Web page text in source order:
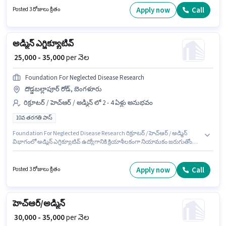
ఆధారపడి ఇప్పించబడతాయి. ఈ ఖాళీ Pattukkottai, తంజావూరు లో ఉంది. ఈ
ఉద్యోగానికి Fixed + Incentives జీతం అందుబాటులో ఉంది.
Posted 3 రోజులు క్రితం Apply now Call
అడ్మిన్ ఎగ్జిక్యూటివ్
₹ 25,000 - 35,000per నెల
Foundation For Neglected Disease Research
దొడ్డబల్లాపూర్ రోడ్, బెంగళూరు
రిక్రూటర్ / హెచ్ఆర్ / అడ్మిన్ లో 2 - 4 ఏళ్లు అనుభవం
10వ తరగతి పాస్
Foundation For Neglected Disease Research రిక్రూటర్ / హెచ్ఆర్ / అడ్మిన్
విభాగంలో అడ్మిన్ ఎగ్జిక్యూటివ్ ఉద్యోగానికి క్రియాశీలకంగా నియామకం జరుగుతోంది.
రోడ్, బెంగళూరు లో ఉంది. ఈ ఉద్యోగానికి అభ్యర్థులు తప్పనిసరిగా 10వ తరగతి పాస్
Posted 3 రోజులు క్రితం Apply now Call
హెచ్ఆర్/అడ్మిన్
₹ 30,000 - 35,000per నెల